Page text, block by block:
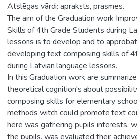
Atslēgas vārdi: apraksts, prasmes.
The aim of the Graduation work
Skills of 4th Grade Students during
lessons is to develop and to
developing text composing skills of
during Latvian language lessons.
In this Graduation work are
theoretical cognition's about
composing skills for elementary
methods witch could promote text
here was gathering pupils interests,
the pupils, was evaluated their